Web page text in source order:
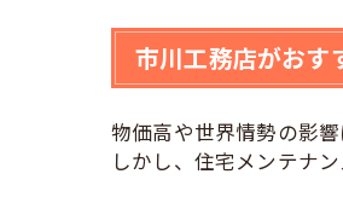
市川工務店がおす
物価高や世界情勢の影
しかし、住宅メンテナ